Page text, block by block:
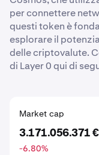
per connettere
questi token è
esplorare il
delle criptovalute.
di Layer 0 qui di
Market cap
3.171.056.371 €
-6.80%